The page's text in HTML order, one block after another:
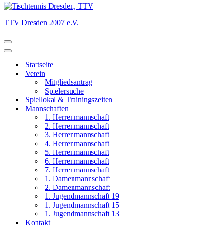
TTV Dresden 2007 e.V.
Navigationsmenü
Navigationsmenü
Startseite
Verein
Mitgliedsantrag
Spielersuche
Spiellokal & Trainingszeiten
Mannschaften
1. Herrenmannschaft
2. Herrenmannschaft
3. Herrenmannschaft
4. Herrenmannschaft
5. Herrenmannschaft
6. Herrenmannschaft
7. Herrenmannschaft
1. Damenmannschaft
2. Damenmannschaft
1. Jugendmannschaft 19
1. Jugendmannschaft 15
1. Jugendmannschaft 13
Kontakt